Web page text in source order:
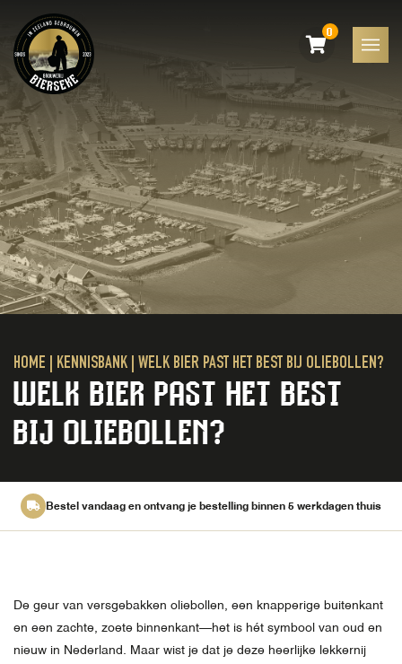
0
HOME KENNISBANK WELK BIER PAST HET BEST BIJ OLIEBOLLEN?
WELK BIER PAST HET BEST
BIJ OLIEBOLLEN?
Bestel vandaag en ontvang je bestelling binnen 5 werkdagen thuis
De geur van versgebakken oliebollen, een knapperige buitenkant
en een zachte, zoete binnenkant—het is hét symbool van oud en
nieuw in Nederland. Maar wist je dat je deze heerlijke lekkernij